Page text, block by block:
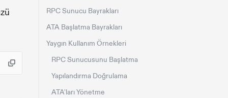
RPC Sunucu Bayrakları
ATA Başlatma Bayrakları
Yaygın Kullanım Örnekleri
RPC Sunucusunu Başlatma
Yapılandırma Doğrulama
ATA'ları Yönetme